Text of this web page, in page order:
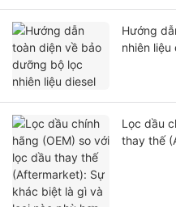
Hướng
nhiên liệu
Lọc dầu
thay thế